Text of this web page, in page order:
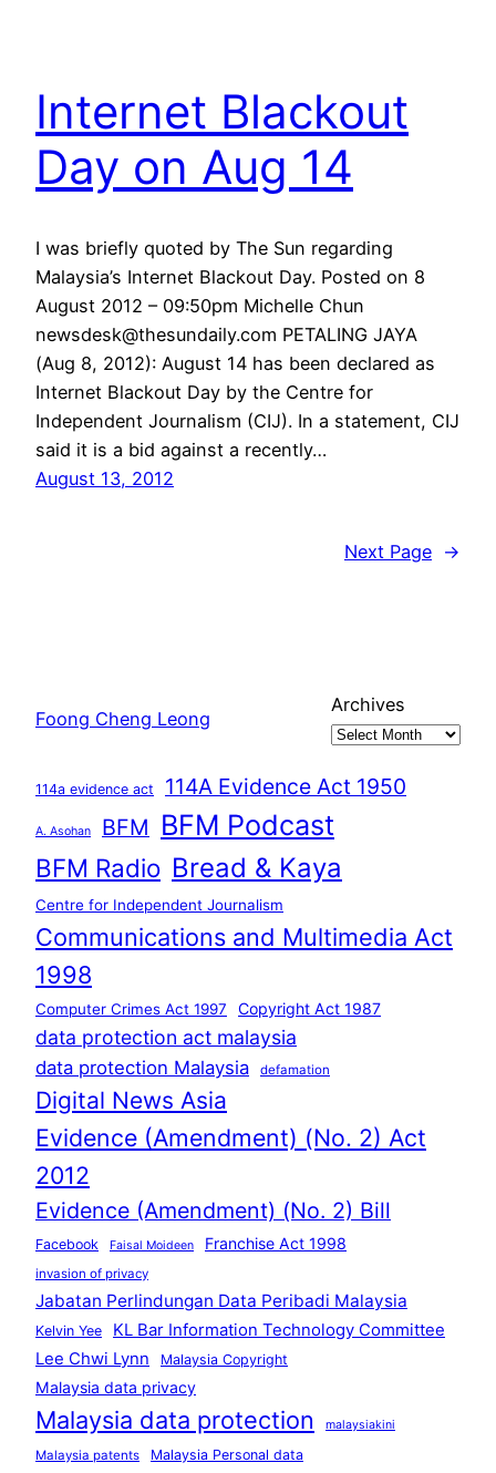
Internet Blackout
Day on Aug 14
I was briefly quoted by The Sun regarding
Malaysia’s Internet Blackout Day. Posted on 8
August 2012 – 09:50pm Michelle Chun
newsdesk@thesundaily.com PETALING JAYA
(Aug 8, 2012): August 14 has been declared as
Internet Blackout Day by the Centre for
Independent Journalism (CIJ). In a statement, CIJ
said it is a bid against a recently…
August 13, 2012
Next Page →
Foong Cheng Leong
Archives
114a evidence act 114A Evidence Act 1950
A. Asohan BFM BFM Podcast
BFM Radio Bread & Kaya
Centre for Independent Journalism
Communications and Multimedia Act
1998
Computer Crimes Act 1997 Copyright Act 1987
data protection act malaysia
data protection Malaysia defamation
Digital News Asia
Evidence (Amendment) (No. 2) Act
2012
Evidence (Amendment) (No. 2) Bill
Facebook Faisal Moideen Franchise Act 1998
invasion of privacy
Jabatan Perlindungan Data Peribadi Malaysia
Kelvin Yee
KL Bar Information Technology Committee
Lee Chwi Lynn
Malaysia Copyright
Malaysia data privacy
Malaysia data protection malaysiakini
Malaysia patents Malaysia Personal data